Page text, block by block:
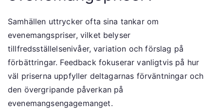
Samhällen uttrycker ofta sina tankar om
evenemangspriser, vilket belyser
tillfredsställelsenivåer, variation och förslag på
förbättringar. Feedback fokuserar vanligtvis på hur
väl priserna uppfyller deltagarnas förväntningar och
den övergripande påverkan på
evenemangsengagemanget.